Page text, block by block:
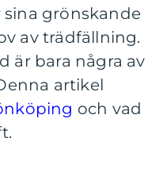
grönskande
av trädfällning.
är bara några av
artikel
och vad